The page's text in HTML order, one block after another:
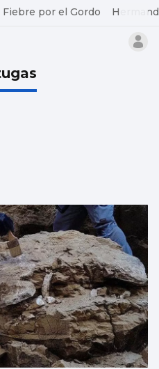
Fiebre por el Gordo